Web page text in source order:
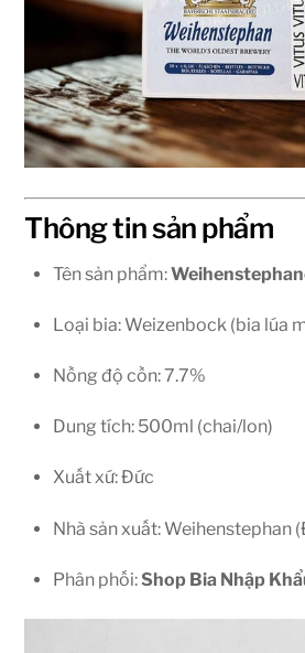
Thông tin sản phẩm
Tên sản phẩm:
Loại bia: Weizenbock (bia lúa
Nồng độ cồn: 7.7%
Dung tích: 500ml (chai/lon)
Xuất xứ: Đức
Nhà sản xuất: Weihenstephan
Phân phối:Shop Bia Nhập